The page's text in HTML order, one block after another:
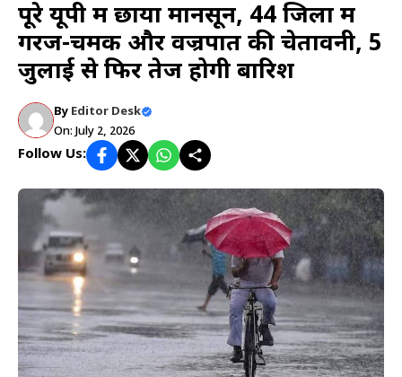
पूरे यूपी में छाया मानसून, 44 जिलों में
गरज-चमक और वज्रपात की चेतावनी, 5
जुलाई से फिर तेज होगी बारिश
By Editor Desk
On: July 2, 2026
Follow Us: